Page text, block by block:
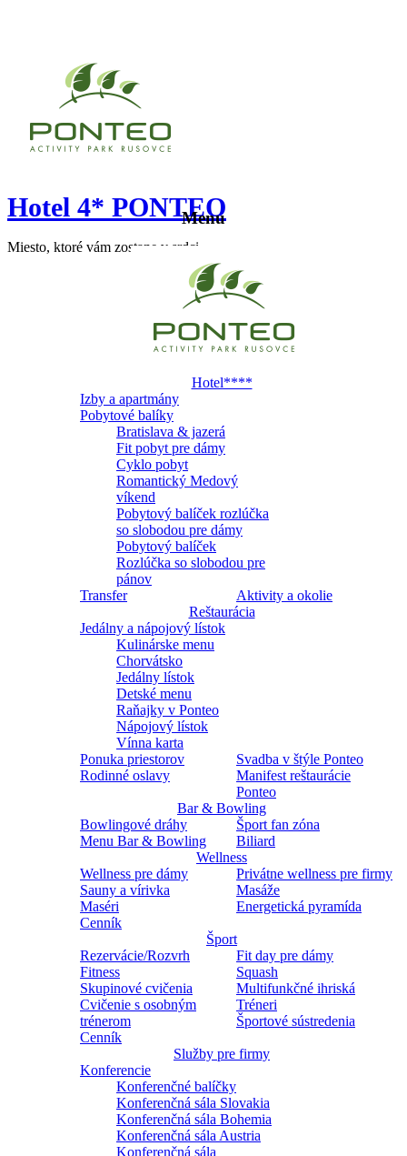
Hotel 4* PONTEO
Miesto, ktoré vám zostane v srdci
Menu
Hotel****
Izby a apartmány
Pobytové balíky
Bratislava & jazerá
Fit pobyt pre dámy
Cyklo pobyt
Romantický Medový
víkend
Pobytový balíček rozlúčka
so slobodou pre dámy
Pobytový balíček
Rozlúčka so slobodou pre
pánov
Transfer
Aktivity a okolie
Reštaurácia
Jedálny a nápojový lístok
Kulinárske menu
Chorvátsko
Jedálny lístok
Detské menu
Raňajky v Ponteo
Nápojový lístok
Vínna karta
Ponuka priestorov
Svadba v štýle Ponteo
Rodinné oslavy
Manifest reštaurácie
Ponteo
Bar & Bowling
Bowlingové dráhy
Šport fan zóna
Menu Bar & Bowling
Biliard
Wellness
Wellness pre dámy
Privátne wellness pre firmy
Sauny a vírivka
Masáže
Maséri
Energetická pyramída
Cenník
Šport
Rezervácie/Rozvrh
Fit day pre dámy
Fitness
Squash
Skupinové cvičenia
Multifunkčné ihriská
Cvičenie s osobným
trénerom
Tréneri
Športové sústredenia
Cenník
Služby pre firmy
Konferencie
Konferenčné balíčky
Konferenčná sála Slovakia
Konferenčná sála Bohemia
Konferenčná sála Austria
Konferenčná sála